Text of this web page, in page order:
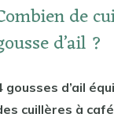
de
d’ail ?
gousses d’ail
cuillères à